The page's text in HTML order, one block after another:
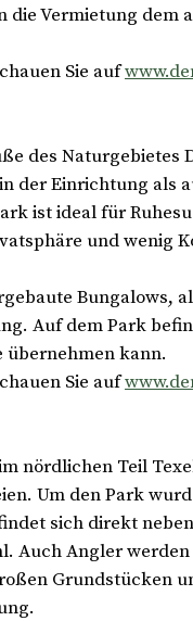
Vermietung dem
Sie auf
des Naturgebietes
der Einrichtung als
ist ideal für
und wenig
Bungalows,
Auf dem Park
übernehmen kann.
Sie auf
nördlichen Teil
Um den Park
sich direkt
Auch Angler
Grundstücken